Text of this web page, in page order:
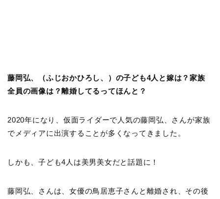
藤岡弘、（ふじおかひろし、）の子ども4人と嫁は？家族
全員の画像は？離婚してるってほんと？
2020年になり、仮面ライダーで人気の藤岡弘、さんが家族
でメディアに出演することが多くなってきました。
しかも、子ども4人は美男美女だと話題に！
藤岡弘、さんは、女優の鳥居恵子さんと離婚され、その後